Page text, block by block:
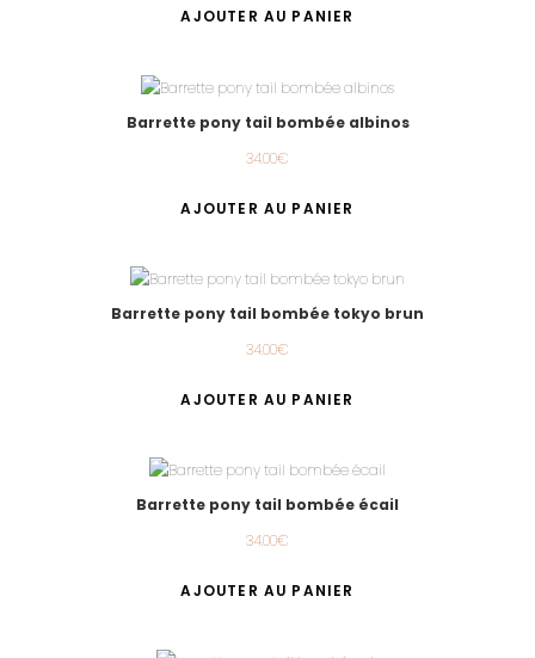
AJOUTER AU PANIER
Barrette pony tail bombée albinos
34.00€
AJOUTER AU PANIER
Barrette pony tail bombée tokyo brun
34.00€
AJOUTER AU PANIER
Barrette pony tail bombée écail
34.00€
AJOUTER AU PANIER